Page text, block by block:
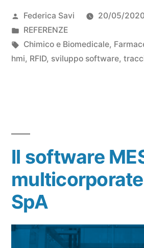
Federica Savi
20/05/
REFERENZE
Chimico e Biomedicale,
hmi, RFID, sviluppo software,
Il software
SpA